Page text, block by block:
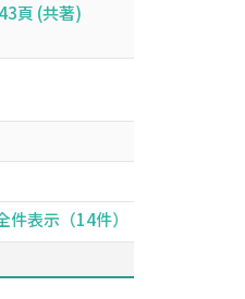
頁 (共著)
件表示（14件）